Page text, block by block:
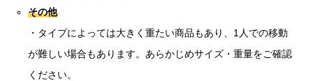
その他
・タイプによっては大きく重たい商品もあり、1人での移動
が難しい場合もあります。あらかじめサイズ・重量をご確認
ください。